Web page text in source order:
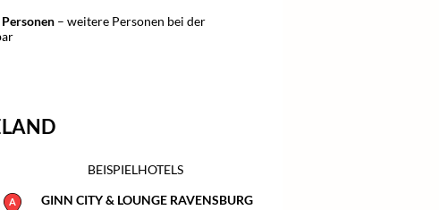
– weitere Personen bei der
BEISPIELHOTELS
GINN CITY & LOUNGE RAVENSBURG